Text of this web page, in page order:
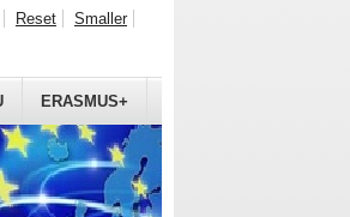
ERASMUS+
Reset Smaller